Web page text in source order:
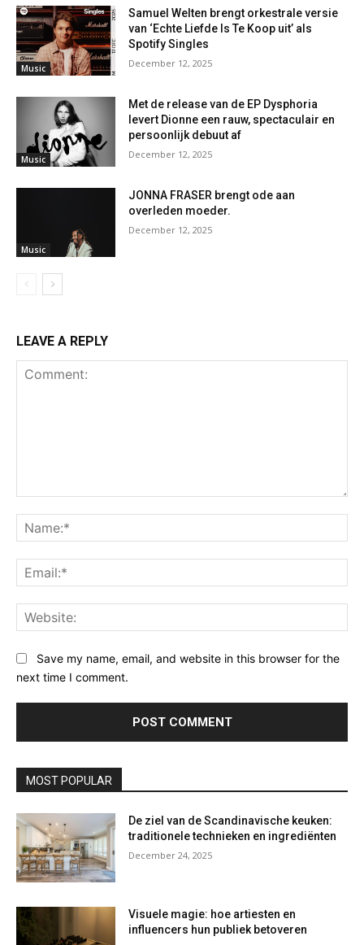
Music
Samuel Welten brengt orkestrale versie
van ‘Echte Liefde Is Te Koop uit’ als
Spotify Singles
December 12, 2025
Music
Met de release van de EP Dysphoria
levert Dionne een rauw, spectaculair en
persoonlijk debuut af
December 12, 2025
Music
JONNA FRASER brengt ode aan
overleden moeder.
December 12, 2025
LEAVE A REPLY
Save my name, email, and website in this browser for the
next time I comment.
MOST POPULAR
De ziel van de Scandinavische keuken:
traditionele technieken en ingrediënten
December 24, 2025
Visuele magie: hoe artiesten en
influencers hun publiek betoveren